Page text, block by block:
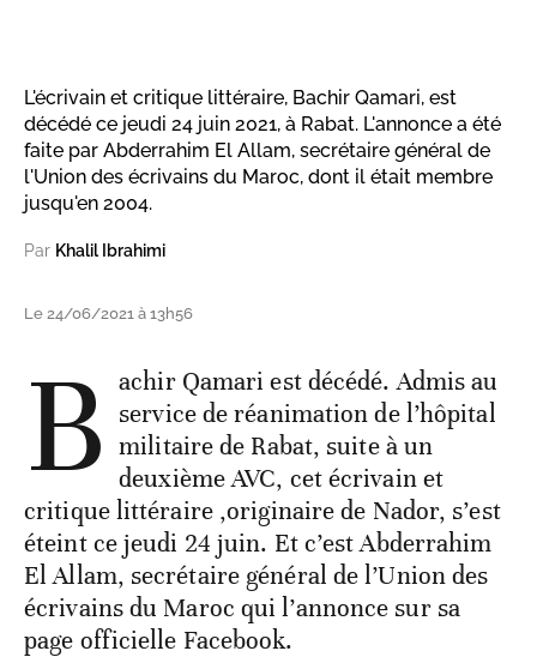
L'écrivain et critique littéraire, Bachir Qamari, est
décédé ce jeudi 24 juin 2021, à Rabat. L'annonce a été
faite par Abderrahim El Allam, secrétaire général de
l'Union des écrivains du Maroc, dont il était membre
jusqu'en 2004.
Par Khalil Ibrahimi
Le 24/06/2021 à 13h56
B achir Qamari est décédé. Admis au
service de réanimation de l’hôpital
militaire de Rabat, suite à un
deuxième AVC, cet écrivain et
critique littéraire ,originaire de Nador, s’est
éteint ce jeudi 24 juin. Et c’est Abderrahim
El Allam, secrétaire général de l’Union des
écrivains du Maroc qui l’annonce sur sa
page officielle Facebook.